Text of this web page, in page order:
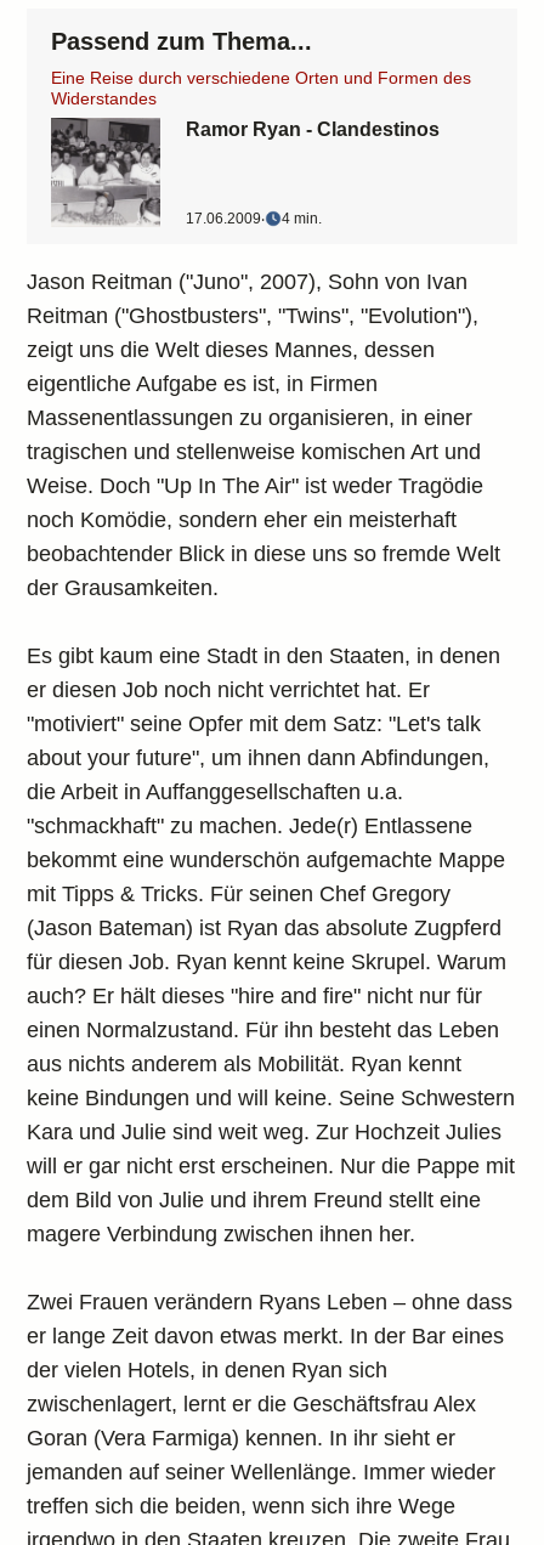
Passend zum Thema...
Eine Reise durch verschiedene Orten und Formen des
Widerstandes
Ramor Ryan - Clandestinos
17.06.2009‧ 4 min.
Jason Reitman ("Juno", 2007), Sohn von Ivan
Reitman ("Ghostbusters", "Twins", "Evolution"),
zeigt uns die Welt dieses Mannes, dessen
eigentliche Aufgabe es ist, in Firmen
Massenentlassungen zu organisieren, in einer
tragischen und stellenweise komischen Art und
Weise. Doch "Up In The Air" ist weder Tragödie
noch Komödie, sondern eher ein meisterhaft
beobachtender Blick in diese uns so fremde Welt
der Grausamkeiten.
Es gibt kaum eine Stadt in den Staaten, in denen
er diesen Job noch nicht verrichtet hat. Er
"motiviert" seine Opfer mit dem Satz: "Let's talk
about your future", um ihnen dann Abfindungen,
die Arbeit in Auffanggesellschaften u.a.
"schmackhaft" zu machen. Jede(r) Entlassene
bekommt eine wunderschön aufgemachte Mappe
mit Tipps & Tricks. Für seinen Chef Gregory
(Jason Bateman) ist Ryan das absolute Zugpferd
für diesen Job. Ryan kennt keine Skrupel. Warum
auch? Er hält dieses "hire and fire" nicht nur für
einen Normalzustand. Für ihn besteht das Leben
aus nichts anderem als Mobilität. Ryan kennt
keine Bindungen und will keine. Seine Schwestern
Kara und Julie sind weit weg. Zur Hochzeit Julies
will er gar nicht erst erscheinen. Nur die Pappe mit
dem Bild von Julie und ihrem Freund stellt eine
magere Verbindung zwischen ihnen her.
Zwei Frauen verändern Ryans Leben – ohne dass
er lange Zeit davon etwas merkt. In der Bar eines
der vielen Hotels, in denen Ryan sich
zwischenlagert, lernt er die Geschäftsfrau Alex
Goran (Vera Farmiga) kennen. In ihr sieht er
jemanden auf seiner Wellenlänge. Immer wieder
treffen sich die beiden, wenn sich ihre Wege
irgendwo in den Staaten kreuzen. Die zweite Frau